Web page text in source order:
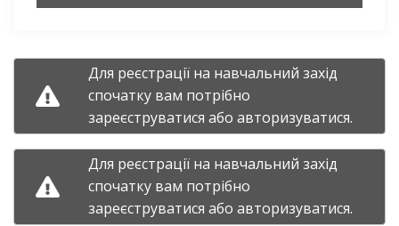
Для реєстрації на навчальний захід
спочатку вам потрібно
зареєструватися або авторизуватися.
Для реєстрації на навчальний захід
спочатку вам потрібно
зареєструватися або авторизуватися.